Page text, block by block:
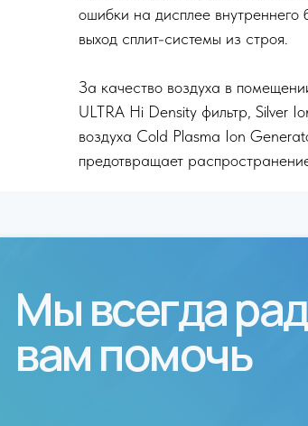
ошибки на дисплее внутреннего
выход сплит-системы из строя.
За качество воздуха в
ULTRA Hi Density фильтр, Silver
воздуха Cold Plasma Ion
предотвращает
Мы всегда
вам помочь